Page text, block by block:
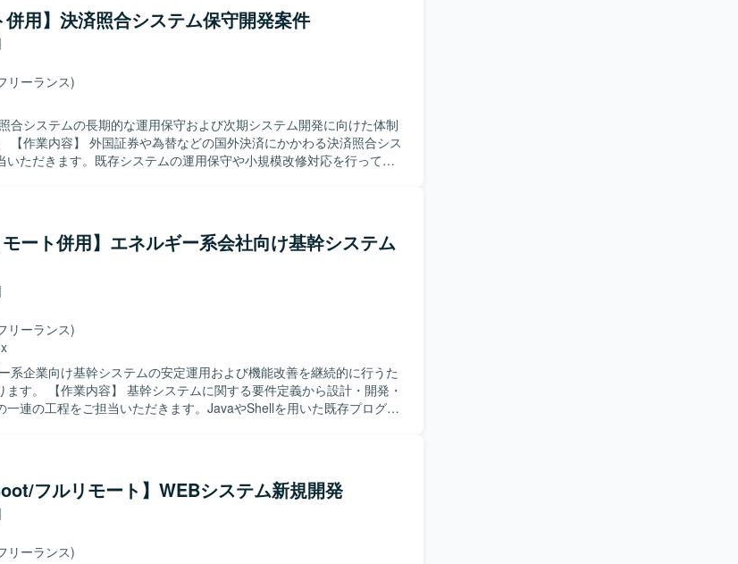
併用】決済照合システム保守開発案件
リーランス)
合システムの長期的な運用保守および次期システム開発に向けた体制
いただきます。既存システムの運用保守や小規模改修対応を行ってい
年4月以降は次期システムの開発対応にも参画いただきます。 【求
折衝を含めた上流工程から主体的に参画いただける方を求めておりま
能力が高く、関係者と連携しながら積極的に作業を推進していただけ
業務に関する専門性を高めていただけます。既存システムの保守開
テムの新規開発にも関与できるため、長期的な視点でスキルアップを
）、SQL、SYBASEなどを用いた開発環境です。
ート併用】エネルギー系会社向け基幹システム
リーランス)
系企業向け基幹システムの安定運用および機能改善を継続的に行うた
から設計・開発・
一連の工程をご担当いただきます。JavaやShellを用いた既存プログラ
ア、インフラ構成に関する検討や調整にも関わっていただきます。
ら下流まで一貫して主体的に取り組める方を求めております。既存シ
グラム解析を粘り強く行える方、関係者と連携しながら安定稼働を第
歓迎いたします。新しい技術や周辺環境のキャッチアップにも前向
力】 長期にわたりエネルギー系基幹
わることで、業務知識と技術スキルの双方を深めていただけます。要
フルリモート】WEBシステム新規開発
リーランス)